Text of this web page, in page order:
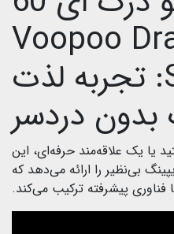
Voopoo
System: تجربه لذت
بدون دردسر
یا یک علاقه‌مند حرفه‌ای، این
بی‌نظیر را ارائه می‌دهد که
فناوری پیشرفته ترکیب می‌کند.